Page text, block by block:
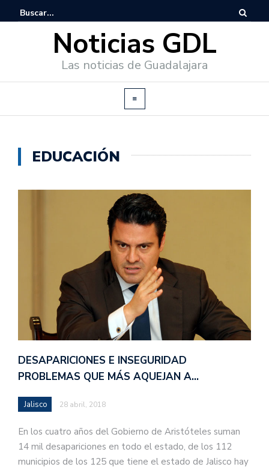
Noticias GDL
Las noticias de Guadalajara
EDUCACIÓN
DESAPARICIONES E INSEGURIDAD
PROBLEMAS QUE MÁS AQUEJAN A…
Jalisco 28 abril, 2018
En los cuatro años del Gobierno de Aristóteles suman
14 mil desapariciones en todo el estado, de los 112
municipios de los 125 que tiene el estado de Jalisco hay